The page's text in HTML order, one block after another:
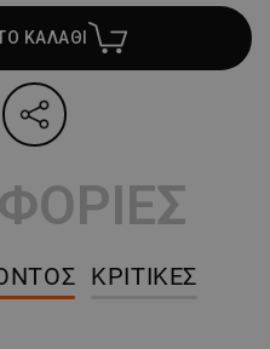
ΚΑΛΑΘΙ
ΚΡΙΤΙΚΈΣ